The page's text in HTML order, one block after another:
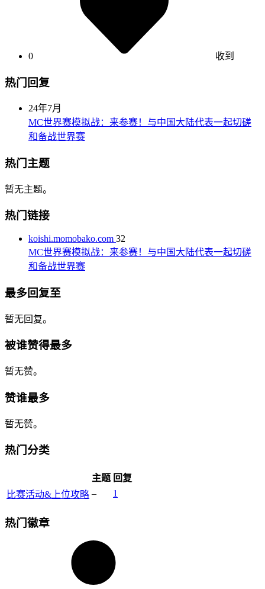
0 收到
热门回复
24年7月
MC世界赛模拟战：来参赛！与中国大陆代表一起切磋
和备战世界赛
热门主题
暂无主题。
热门链接
koishi.momobako.com 32
MC世界赛模拟战：来参赛！与中国大陆代表一起切磋
和备战世界赛
最多回复至
暂无回复。
被谁赞得最多
暂无赞。
赞谁最多
暂无赞。
热门分类
主题 回复
比赛活动&上位攻略 – 1
热门徽章